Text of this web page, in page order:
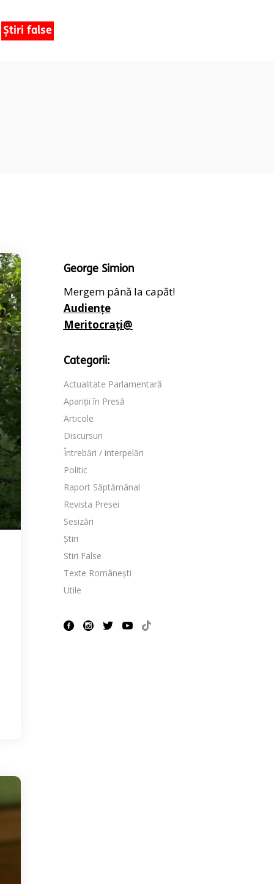
Știri false
George Simion
Mergem până la capăt!
Audiențe
Meritocrați@
Categorii:
Actualitate Parlamentară
Apariții în Presă
Articole
Discursuri
Întrebări / interpelări
Politic
Raport Săptămânal
Revista Presei
Sesizări
Știri
Stiri False
Texte Românești
Utile